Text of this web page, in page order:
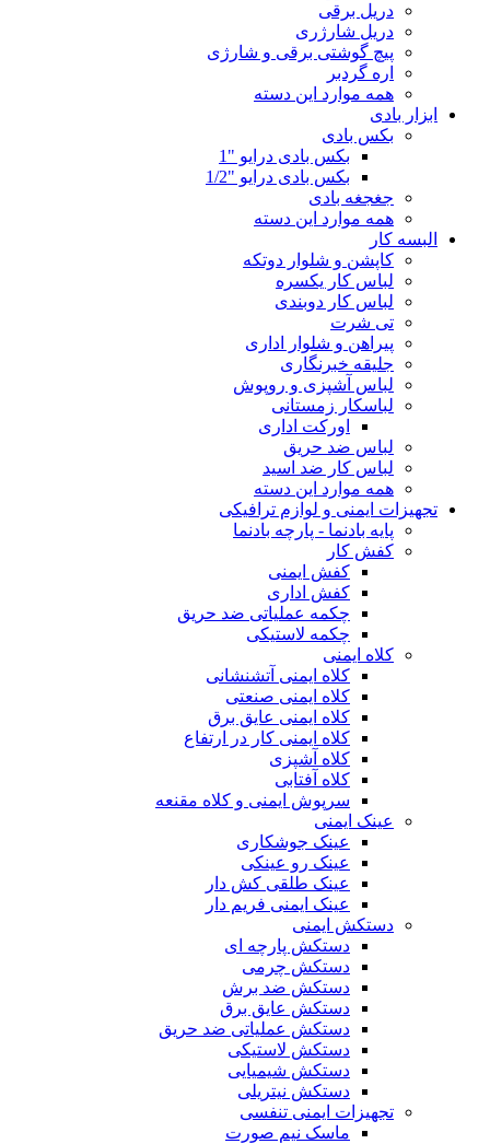
دریل برقی
دریل شارژری
پیچ گوشتی برقی و شارژی
اره گردبر
همه موارد این دسته
ابزار بادی
بکس بادی
بکس بادی درایو "1
بکس بادی درایو "1/2
جغجغه بادی
همه موارد این دسته
البسه کار
کاپشن و شلوار دوتکه
لباس کار یکسره
لباس کار دوبندی
تی شرت
پیراهن و شلوار اداری
جلیقه خبرنگاری
لباس آشپزی و روپوش
لباسکار زمستانی
اورکت اداری
لباس ضد حریق
لباس کار ضد اسید
همه موارد این دسته
تجهیزات ایمنی و لوازم ترافیکی
پایه بادنما - پارچه بادنما
کفش کار
کفش ایمنی
کفش اداری
چکمه عملیاتی ضد حریق
چکمه لاستیکی
کلاه ایمنی
کلاه ایمنی آتشنشانی
کلاه ایمنی صنعتی
کلاه ایمنی عایق برق
کلاه ایمنی کار در ارتفاع
کلاه آشپزی
کلاه آفتابی
سرپوش ایمنی و کلاه مقنعه
عینک ایمنی
عینک جوشکاری
عینک رو عینکی
عینک طلقی کش دار
عینک ایمنی فریم دار
دستکش ایمنی
دستکش پارچه ای
دستکش چرمی
دستکش ضد برش
دستکش عایق برق
دستکش عملیاتی ضد حریق
دستکش لاستیکی
دستکش شیمیایی
دستکش نیتریلی
تجهیزات ایمنی تنفسی
ماسک نیم صورت